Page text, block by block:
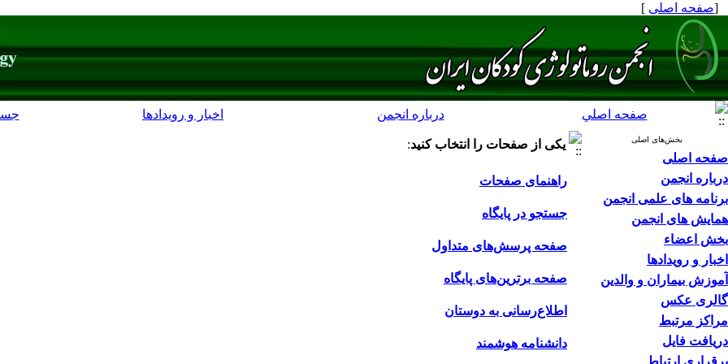
[صفحه اصلی ]
صفحه اصلي درباره انجمن اخبار و رویدادها
بخش‌های اصلی
صفحه اصلی
درباره انجمن
برنامه های علمی انجمن
همایش های انجمن
بخش اعضاء
اخبار و رویدادها
آموزش بیماران و والدین
گالری عکس
مراکز مرتبط
دریافت فایل
برقراری ارتباط
یکی از صفحات را انتخاب کنید:
راهنمای صفحات
جستجو در پایگاه
صفحه پرسش‌های متداول
صفحه برترین‌های پایگاه
اطلاع‌رسانی به دوستان
دانشنامه هوشمند